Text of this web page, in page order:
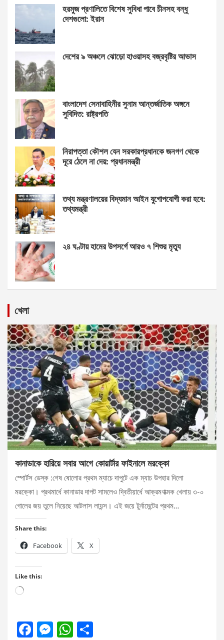
হরমুজ প্রণালিতে বিশেষ সুবিধা পাবে চীনসহ বন্ধু
দেশগুলো: ইরান
দেশের ৯ অঞ্চলে ঝোড়ো হাওয়াসহ বজ্রবৃষ্টির আভাস
বাংলাদেশ সেনাবাহিনীর সুনাম আন্তর্জাতিক অঙ্গনে
সুবিদিত: রাষ্ট্রপতি
নিরাপত্তা কৌশল যেন সরকারপ্রধানকে জনগণ থেকে
দূরে ঠেলে না দেয়: প্রধানমন্ত্রী
তথ্য মন্ত্রণালয়ের বিদ্যমান আইন যুগোপযোগী করা হবে:
তথ্যমন্ত্রী
২৪ ঘণ্টায় হামের উপসর্গে আরও ৭ শিশুর মৃত্যু
খেলা
কানাডাকে হারিয়ে সবার আগে কোয়ার্টার ফাইনালে মরক্কো
স্পোর্টস ডেস্ক :শেষ ষোলোর প্রথম ম্যাচে দাপুটে এক ম্যাচ উপহার দিলো
মরক্কো। প্রথমার্ধে কানাডার দাপট সামলেও দ্বিতীয়ার্ধে আক্রমণাত্মক খেলায় ৩-০
গোলের জয় তুলে নিয়েছে আটলাস লায়ন্স। এই জয়ে টুর্নামেন্টের প্রথম…
Share this:
Facebook X
Like this:
Loading…
F
M W